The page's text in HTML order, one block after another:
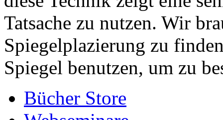
Tatsache zu nutzen. Wir
Spiegelplazierung zu
Spiegel benutzen, um zu
Bücher Store